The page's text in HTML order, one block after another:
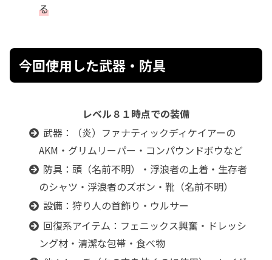
る
今回使用した武器・防具
レベル８１時点での装備
武器：（炎）ファナティックディケイアーの
AKM・グリムリーパー・コンパウンドボウなど
防具：頭（名前不明）・浮浪者の上着・生存者
のシャツ・浮浪者のズボン・靴（名前不明）
設備：狩り人の首飾り・ウルサー
回復系アイテム：フェニックス興奮・ドレッシ
ング材・清潔な包帯・食べ物